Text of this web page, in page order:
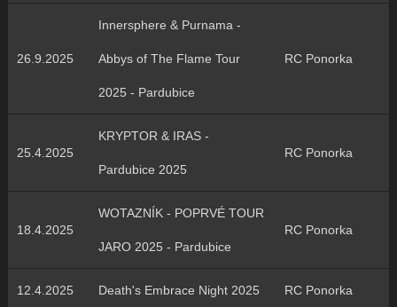
26.9.2025
Innersphere & Purnama -
Abbys of The Flame Tour
2025 - Pardubice
RC Ponorka
25.4.2025
KRYPTOR & IRAS -
Pardubice 2025
RC Ponorka
18.4.2025
WOTAZNÍK - POPRVÉ TOUR
JARO 2025 - Pardubice
RC Ponorka
12.4.2025 Death's Embrace Night 2025 RC Ponorka